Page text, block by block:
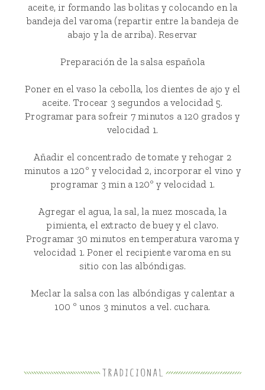
aceite, ir formando las bolitas y colocando en la
bandeja del varoma (repartir entre la bandeja de
abajo y la de arriba). Reservar
Preparación de la salsa española
Poner en el vaso la cebolla, los dientes de ajo y el
aceite. Trocear 3 segundos a velocidad 5.
Programar para sofreir 7 minutos a 120 grados y
velocidad 1.
Añadir el concentrado de tomate y rehogar 2
minutos a 120º y velocidad 2, incorporar el vino y
programar 3 min a 120º y velocidad 1.
Agregar el agua, la sal, la nuez moscada, la
pimienta, el extracto de buey y el clavo.
Programar 30 minutos en temperatura varoma y
velocidad 1. Poner el recipiente varoma en su
sitio con las albóndigas.
Meclar la salsa con las albóndigas y calentar a
100 º unos 3 minutos a vel. cuchara.